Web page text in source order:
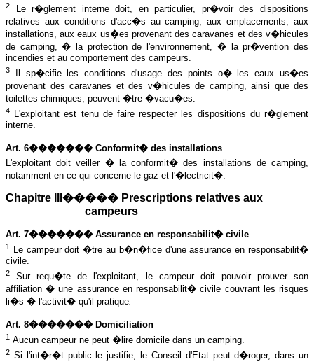
2
Le r�glement interne doit, en particulier, pr�voir des dispositions
relatives aux conditions d'acc�s au camping, aux emplacements, aux
installations, aux eaux us�es provenant des caravanes et des v�hicules
de camping, � la protection de l'environnement, � la pr�vention des
incendies et au comportement des campeurs.
3
Il sp�cifie les conditions d'usage des points o� les eaux us�es
provenant des caravanes et des v�hicules de camping, ainsi que des
toilettes chimiques, peuvent �tre �vacu�es.
4
L'exploitant est tenu de faire respecter les dispositions du r�glement
interne.
Art. 6������� Conformit� des installations
L'exploitant doit veiller � la conformit� des installations de camping,
notamment en ce qui concerne le gaz et l'�lectricit�.
Chapitre III����� Prescriptions relatives aux
campeurs
Art. 7������� Assurance en responsabilit� civile
1
Le campeur doit �tre au b�n�fice d'une assurance en responsabilit�
civile.
2
Sur requ�te de l'exploitant, le campeur doit pouvoir prouver son
affiliation � une assurance en responsabilit� civile couvrant les risques
li�s � l'activit� qu'il pratique.
Art. 8������� Domiciliation
1 Aucun campeur ne peut �lire domicile dans un camping.
2 Si l'int�r�t public le justifie, le Conseil d'Etat peut d�roger, dans un